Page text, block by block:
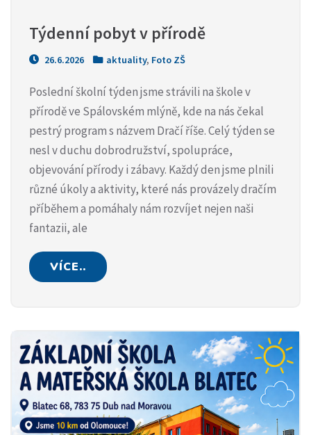
Týdenní pobyt v přírodě
26.6.2026 aktuality, Foto ZŠ
Poslední školní týden jsme strávili na škole v
přírodě ve Spálovském mlýně, kde na nás čekal
pestrý program s názvem Dračí říše. Celý týden se
nesl v duchu dobrodružství, spolupráce,
objevování přírody i zábavy. Každý den jsme plnili
různé úkoly a aktivity, které nás provázely dračím
příběhem a pomáhaly nám rozvíjet nejen naši
fantazii, ale
VÍCE..